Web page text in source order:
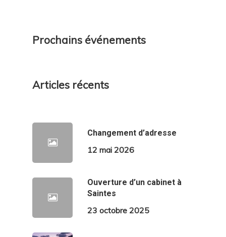
Prochains événements
Articles récents
Changement d’adresse
12 mai 2026
Ouverture d’un cabinet à
Saintes
23 octobre 2025